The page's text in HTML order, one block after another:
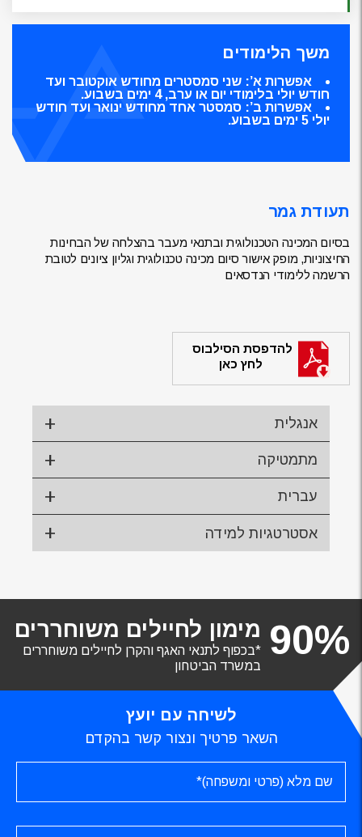
משך הלימודים
אפשרות א’: שני סמסטרים מחודש אוקטובר ועד
חודש יולי בלימודי יום או ערב, 4 ימים בשבוע.
אפשרות ב’: סמסטר אחד מחודש ינואר ועד חודש
יולי 5 ימים בשבוע.
תעודת גמר
בסיום המכינה הטכנולוגית ובתנאי מעבר בהצלחה של הבחינות
החיצוניות, מופק אישור סיום מכינה טכנולוגית וגליון ציונים לטובת
הרשמה ללימודי הנדסאים
להדפסת הסילבוס
לחץ כאן
אנגלית
מתמטיקה
עברית
אסטרטגיות למידה
90% מימון לחיילים משוחררים
*בכפוף לתנאי האגף והקרן לחיילים משוחררים
במשרד הביטחון
לשיחה עם יועץ
השאר פרטיך ונצור קשר בהקדם